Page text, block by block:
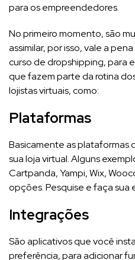
para os empreendedores.
No primeiro momento, são
assimilar, por isso, vale a
curso de dropshipping, para
que fazem parte da rotina
lojistas virtuais, como:
Plataformas
Basicamente as plataformas
sua loja virtual. Alguns
Cartpanda, Yampi, Wix,
opções. Pesquise e faça sua
Integrações
São aplicativos que você
preferência, para adicionar